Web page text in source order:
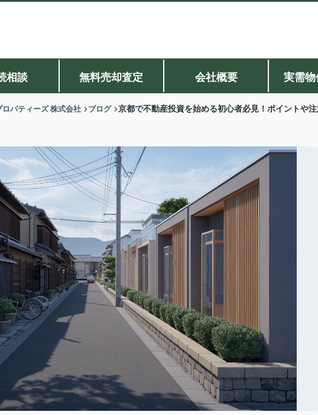
相談 無料売却査定 会社概要 実需
ロパティーズ 株式会社 ブログ 京都で不動産投資を始める初心者必見！ポイントや